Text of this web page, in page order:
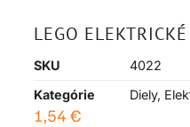
LEGO
SKU
4022
Kategórie
Diely,
1,54 €